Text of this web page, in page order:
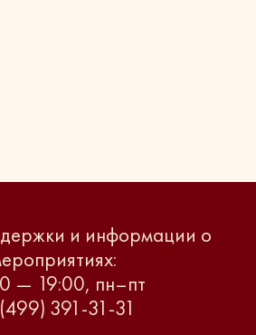
и информации о
— 19:00, пн–пт
391-31-31